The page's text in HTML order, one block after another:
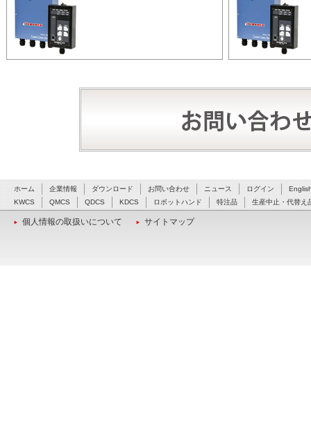
ホーム 企業情報 ダウンロード お問い合わせ ニュース ログイン
KWCS
QMCS QDCS KDCS ロボットハンド 特注品 生産中止・代替え
個人情報の取扱いについて サイトマップ